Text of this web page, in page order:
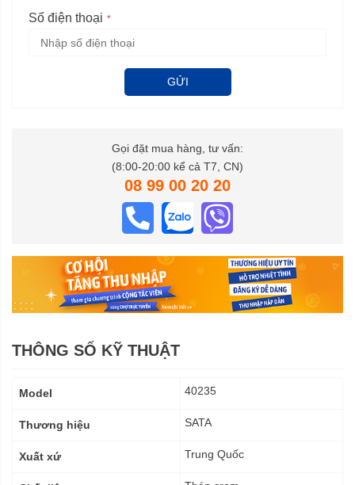
Số điện thoại
GỬI
Gọi đặt mua hàng, tư vấn:
(8:00-20:00 kể cả T7, CN)
08 99 00 20 20
THÔNG SỐ KỸ THUẬT
kỹ
Model 40235
Thương hiệu SATA
Xuất xứ Trung Quốc